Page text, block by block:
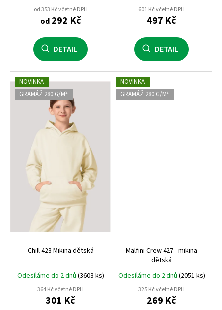
od 353 Kč včetně DPH
od292 Kč
DETAIL
601 Kč včetně DPH
497 Kč
DETAIL
NOVINKA
GRAMÁŽ 280 G/M²
Chill 423 Mikina dětská
Odesíláme do 2 dnů (3603 ks)
364 Kč včetně DPH
301 Kč
NOVINKA
GRAMÁŽ 280 G/M²
Malfini Crew 427 - mikina
dětská
Odesíláme do 2 dnů (2051 ks)
325 Kč včetně DPH
269 Kč